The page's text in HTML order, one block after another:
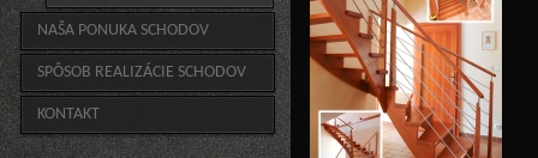
NAŠA PONUKA SCHODOV
SPÔSOB REALIZÁCIE SCHODOV
KONTAKT